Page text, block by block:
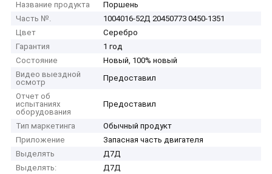
Название продукта
Поршень
Часть №.
1004016-52Д 20450773 0450-1351
Цвет
Серебро
Гарантия
1 год
Состояние
Новый, 100% новый
Видео выездной
осмотр
Предоставил
Отчет об
испытаниях
оборудования
Предоставил
Тип маркетинга
Обычный продукт
Приложение
Запасная часть двигателя
Выделять
Д7Д
Выделять:
Д7Д